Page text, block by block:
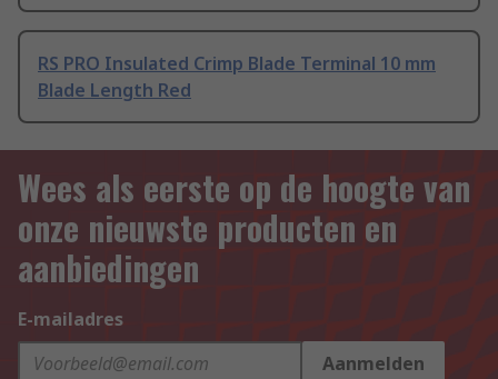
RS PRO Insulated Crimp Blade Terminal 10 mm
Blade Length Red
Wees als eerste op de hoogte van
onze nieuwste producten en
aanbiedingen
E-mailadres
Aanmelden